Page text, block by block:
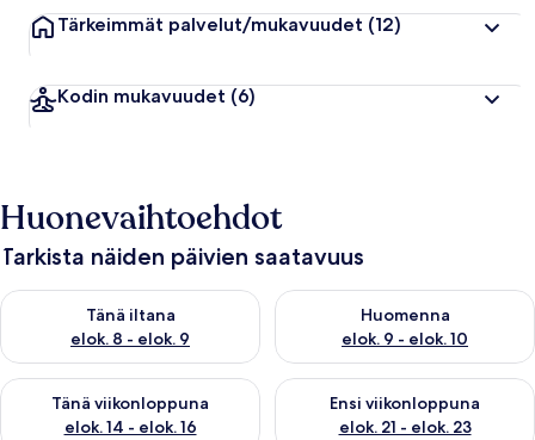
Tärkeimmät palvelut/mukavuudet (12)
Kodin mukavuudet (6)
Huonevaihtoehdot
Tarkista näiden päivien saatavuus
Tänä iltana
elok. 8 - elok. 9
Tarkista tämän illan saatavuus elok. 8 - elok. 9
Huomenna
elok. 9 - elok. 10
Tarkista huomisen saatavuus
Tänä viikonloppuna
elok. 14 - elok. 16
Tarkista tämän viikonlopun saatavuus elok. 14 - elok. 16
Ensi viikonloppuna
elok. 21 - elok. 23
Tarkista ensi viikonlopun